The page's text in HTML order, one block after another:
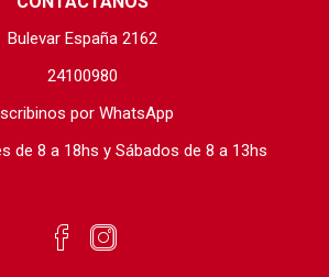
Bulevar España 2162
24100980
por WhatsApp
de 8 a 18hs y Sábados de 8 a 13hs